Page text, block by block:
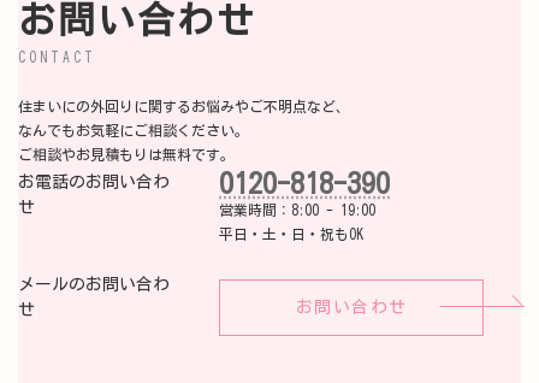
お問い合わせ
CONTACT
住まいにの外回りに関するお悩みやご不明点など、
なんでもお気軽にご相談ください。
ご相談やお見積もりは無料です。
お電話のお問い合わ
せ
0120-818-390
営業時間：8:00 - 19:00
平日・土・日・祝もOK
メールのお問い合わ
せ
お問い合わせ